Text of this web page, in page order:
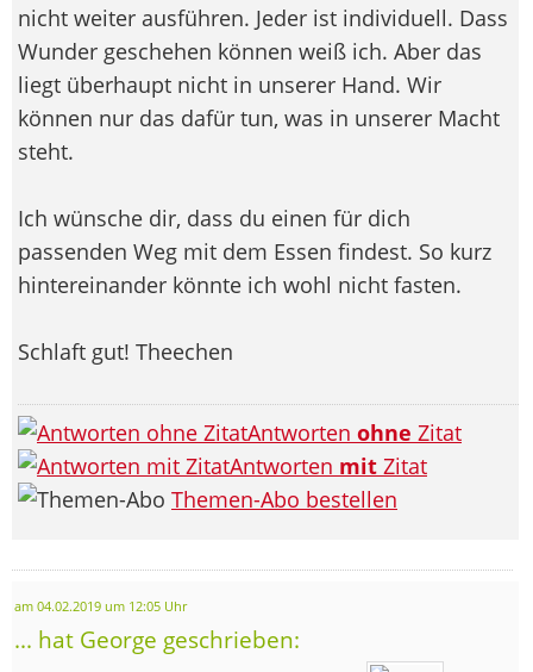
nicht weiter ausführen. Jeder ist individuell. Dass
Wunder geschehen können weiß ich. Aber das
liegt überhaupt nicht in unserer Hand. Wir
können nur das dafür tun, was in unserer Macht
steht.
Ich wünsche dir, dass du einen für dich
passenden Weg mit dem Essen findest. So kurz
hintereinander könnte ich wohl nicht fasten.
Schlaft gut! Theechen
Antworten ohne Zitat
Antworten mit Zitat
Themen-Abo bestellen
am 04.02.2019 um 12:05 Uhr
... hat George geschrieben: